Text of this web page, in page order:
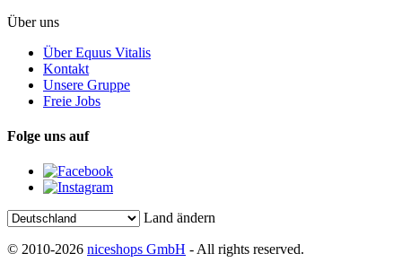
Über uns
Über Equus Vitalis
Kontakt
Unsere Gruppe
Freie Jobs
Folge uns auf
Land ändern
© 2010-2026 niceshops GmbH - All rights reserved.